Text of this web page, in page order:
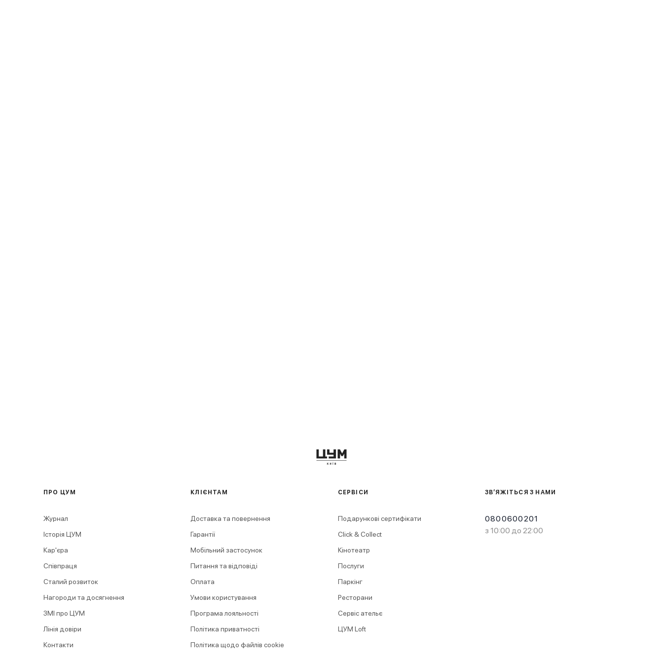
ЗВ’ЯЖІТЬСЯ З НАМИ
0800600201
з 10:00 до 22:00
ПРО ЦУМ
Журнал
Історія ЦУМ
Кар'єра
Співпраця
Сталий розвиток
Нагороди та досягнення
ЗМІ про ЦУМ
Лінія довіри
Контакти
КЛІЄНТАМ
Доставка та повернення
Гарантії
Мобільний застосунок
Питання та відповіді
Оплата
Умови користування
Програма лояльності
Політика приватності
Політика щодо файлів cookie
СЕРВІСИ
Подарункові сертифікати
Click & Collect
Кінотеатр
Послуги
Паркінг
Ресторани
Сервіс ательє
ЦУМ Loft